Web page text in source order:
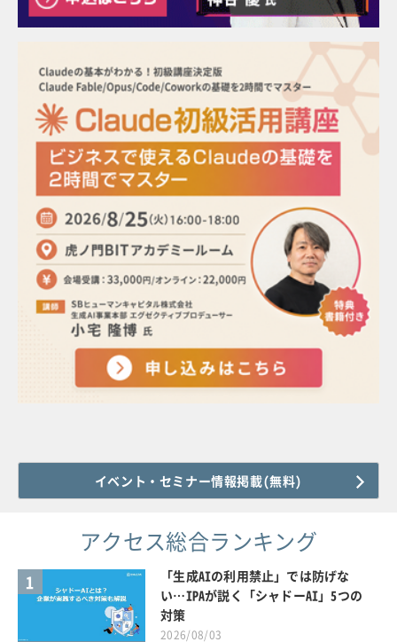
イベント・セミナー情報掲載(無料)
アクセス総合ランキング
1
「生成AIの利用禁止」では防げな
い…IPAが説く「シャドーAI」5つの
対策
2026/08/03